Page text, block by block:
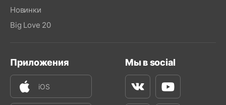
Новинки
Big Love 20
Приложения
iOS
Мы в social
ВконтактеYoutube